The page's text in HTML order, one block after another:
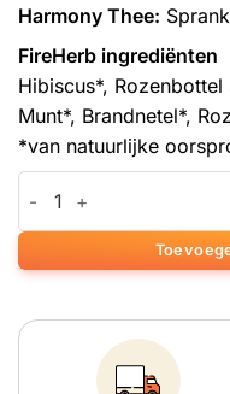
Harmony Thee:
FireHerb ingrediënten
Hibiscus*,
Munt*, Brandnetel*,
*van natuurlijke